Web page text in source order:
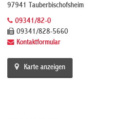
97941 Tauberbischofsheim
09341/82-0
09341/828-5660
Kontaktformular
Karte anzeigen